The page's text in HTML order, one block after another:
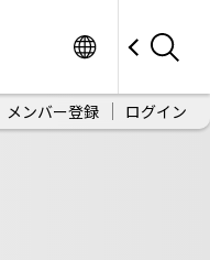
メンバー登録 ログイン